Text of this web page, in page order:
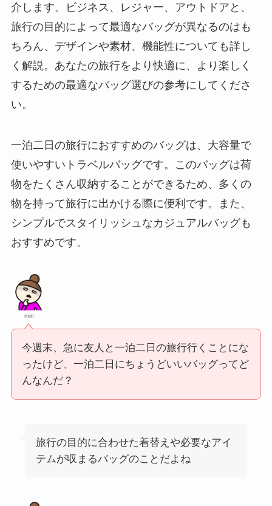
介します。ビジネス、レジャー、アウトドアと、
旅行の目的によって最適なバッグが異なるのはも
ちろん、デザインや素材、機能性についても詳し
く解説。あなたの旅行をより快適に、より楽しく
するための最適なバッグ選びの参考にしてくださ
い。
一泊二日の旅行におすすめのバッグは、大容量で
使いやすいトラベルバッグです。このバッグは荷
物をたくさん収納することができるため、多くの
物を持って旅行に出かける際に便利です。また、
シンプルでスタイリッシュなカジュアルバッグも
おすすめです。
min
今週末、急に友人と一泊二日の旅行行くことにな
ったけど、一泊二日にちょうどいいバッグってど
んなんだ？
旅行の目的に合わせた着替えや必要なアイ
テムが収まるバッグのことだよね